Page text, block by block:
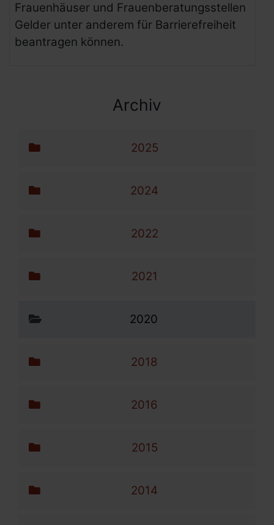
Frauenhäuser und Frauenberatungsstellen
Gelder unter anderem für Barrierefreiheit
beantragen können.
Archiv
2025
2024
2022
2021
2020
2018
2016
2015
2014